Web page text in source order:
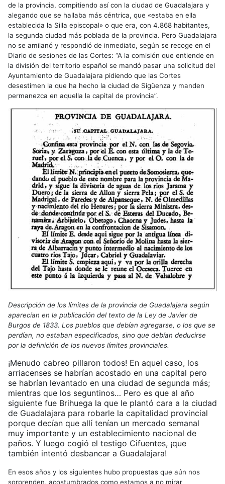
de la provincia, compitiendo así con la ciudad de Guadalajara y
alegando que se hallaba más céntrica, que «estaba en ella
establecida la Silla episcopal» o que era, con 4.868 habitantes,
la segunda ciudad más poblada de la provincia. Pero Guadalajara
no se amilanó y respondió de inmediato, según se recoge en el
Diario de sesiones de las Cortes: “A la comisión que entiende en
la división del territorio español se mandó pasar una solicitud del
Ayuntamiento de Guadalajara pidiendo que las Cortes
desestimen la que ha hecho la ciudad de Sigüenza y manden
permanezca en aquella la capital de provincia”.
Descripción de los límites de la provincia de Guadalajara según
aparecían en la publicación del texto de la Ley de Javier de
Burgos de 1833. Los pueblos que debían agregarse, o los que se
perdían, no estaban especificados, sino que debían deducirse
por la definición de los nuevos límites provinciales.
¡Menudo cabreo pillaron todos! En aquel caso, los
arriacenses se habrían acostado en una capital pero
se habrían levantado en una ciudad de segunda más;
mientras que los seguntinos… Pero es que al año
siguiente fue Brihuega la que le plantó cara a la ciudad
de Guadalajara para robarle la capitalidad provincial
porque decían que allí tenían un mercado semanal
muy importante y un establecimiento nacional de
paños. Y luego cogió el testigo Cifuentes, ¡que
también intentó desbancar a Guadalajara!
En esos años y los siguientes hubo propuestas que aún nos
sorprenden, acostumbrados como estamos a no mirar